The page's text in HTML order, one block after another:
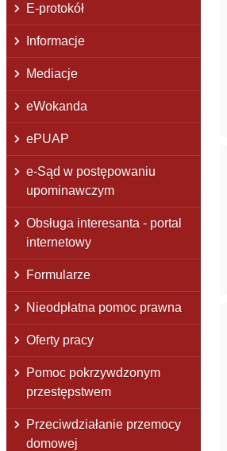
E-protokół
Informacje
Mediacje
eWokanda
ePUAP
e-Sąd w postępowaniu
upominawczym
Obsługa interesanta - portal
internetowy
Formularze
Nieodpłatna pomoc prawna
Oferty pracy
Pomoc pokrzywdzonym
przestępstwem
Przeciwdziałanie przemocy
domowej